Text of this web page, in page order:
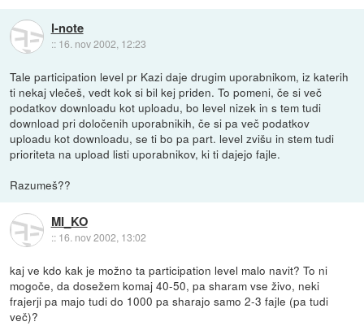
l-note
:: 16. nov 2002, 12:23
Tale participation level pr Kazi daje drugim uporabnikom, iz katerih
ti nekaj vlečeš, vedt kok si bil kej priden. To pomeni, če si več
podatkov downloadu kot uploadu, bo level nizek in s tem tudi
download pri določenih uporabnikih, če si pa več podatkov
uploadu kot downloadu, se ti bo pa part. level zvišu in stem tudi
prioriteta na upload listi uporabnikov, ki ti dajejo fajle.
Razumeš??
MI_KO
:: 16. nov 2002, 13:02
kaj ve kdo kak je možno ta participation level malo navit? To ni
mogoče, da dosežem komaj 40-50, pa sharam vse živo, neki
frajerji pa majo tudi do 1000 pa sharajo samo 2-3 fajle (pa tudi
več)?